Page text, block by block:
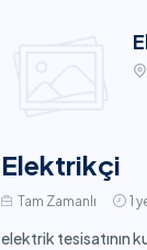
Elektrikçi
Tam Zamanlı 1
elektrik tesisatının